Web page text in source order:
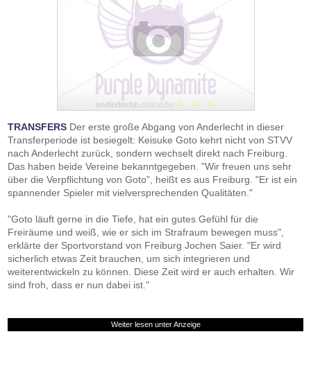
TRANSFERS Der erste große Abgang von Anderlecht in dieser
Transferperiode ist besiegelt: Keisuke Goto kehrt nicht von STVV
nach Anderlecht zurück, sondern wechselt direkt nach Freiburg.
Das haben beide Vereine bekanntgegeben. "Wir freuen uns sehr
über die Verpflichtung von Goto", heißt es aus Freiburg. "Er ist ein
spannender Spieler mit vielversprechenden Qualitäten."
"Goto läuft gerne in die Tiefe, hat ein gutes Gefühl für die
Freiräume und weiß, wie er sich im Strafraum bewegen muss",
erklärte der Sportvorstand von Freiburg Jochen Saier. "Er wird
sicherlich etwas Zeit brauchen, um sich integrieren und
weiterentwickeln zu können. Diese Zeit wird er auch erhalten. Wir
sind froh, dass er nun dabei ist."
Weiter lesen unter Anzeige